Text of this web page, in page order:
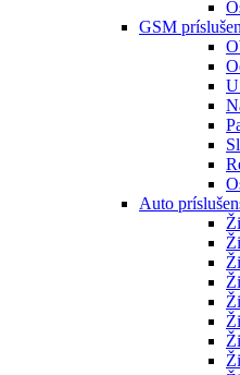
GSM
Auto